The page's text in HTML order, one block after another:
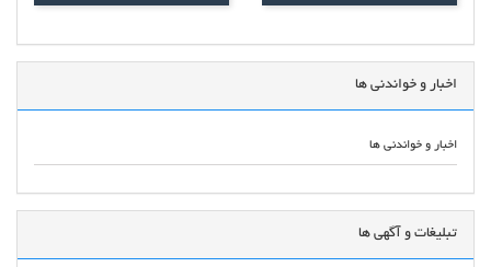
اخبار و خواندنی ها
اخبار و خواندنی ها
تبلیغات و آگهی ها